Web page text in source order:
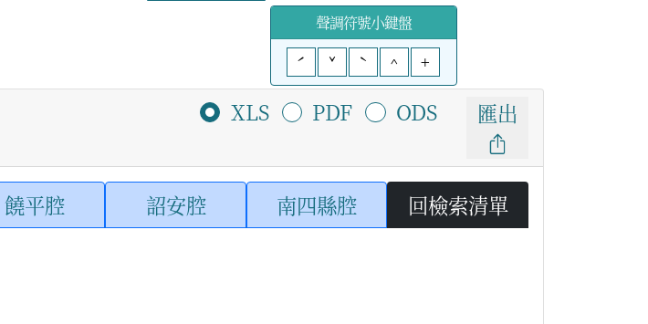
聲調符號小鍵盤
ˊ
ˇ ˋ ^ +
XLS PDF ODS 匯出
饒平腔 詔安腔 南四縣腔 回檢索清單